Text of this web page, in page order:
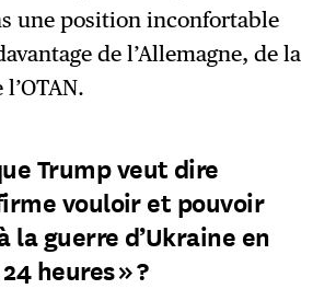
une position inconfortable
de l’Allemagne, de la
Trump veut dire
vouloir et pouvoir
la guerre d’Ukraine en
heures » ?